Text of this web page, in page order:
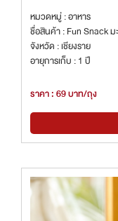
หมวดหมู่ : อาหาร
ชื่อสินค้า : Fun Snack
จังหวัด : เชียงราย
อายุการเก็บ : 1 ปี
ราคา : 69 บาท/ถุง